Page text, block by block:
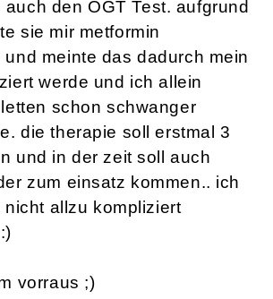
den OGT Test. aufgrund
sie mir metformin
meinte das dadurch mein
werde und ich allein
schon schwanger
die therapie soll erstmal 3
und in der zeit soll auch
zum einsatz kommen.. ich
nicht allzu kompliziert
vorraus ;)